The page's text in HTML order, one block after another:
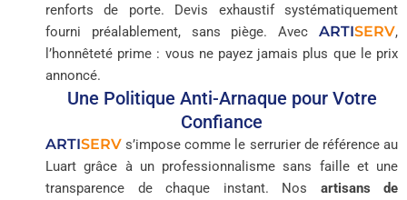
renforts de porte. Devis exhaustif systématiquement
fourni préalablement, sans piège. Avec ARTISERV,
l’honnêteté prime : vous ne payez jamais plus que le prix
annoncé.
Une Politique Anti-Arnaque pour Votre
Confiance
ARTISERV s’impose comme le serrurier de référence au
Luart grâce à un professionnalisme sans faille et une
transparence de chaque instant. Nos artisans de